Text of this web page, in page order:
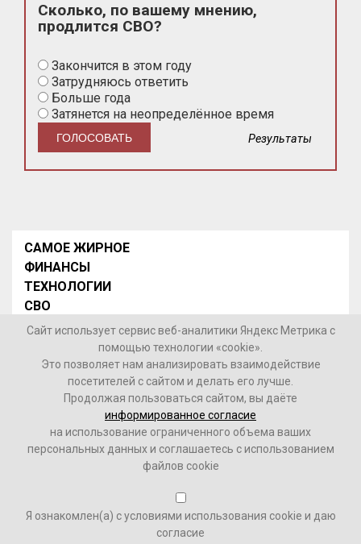
Сколько, по вашему мнению,
продлится СВО?
Закончится в этом году
Затрудняюсь ответить
Больше года
Затянется на неопределённое время
Результаты
САМОЕ ЖИРНОЕ
ФИНАНСЫ
ТЕХНОЛОГИИ
СВО
НОВОСТИ В МИРЕ
НОВОСТИ РОССИИ
Контакты
© 2026 Интернет-газета «МедиаЖир» -Согласие
пользователя на обработку данных
16+
Зарегистрировано Федеральной службой по надзору в
сфере связи, информационных технологий и массовых
коммуникаций (Роскомнадзор). Реестровый номер ФС
Сайт использует сервис веб-аналитики Яндекс Метрика с
помощью технологии «cookie».
Это позволяет нам анализировать взаимодействие
посетителей с сайтом и делать его лучше.
Продолжая пользоваться сайтом, вы даёте
информированное согласие
на использование ограниченного объема ваших
персональных данных и соглашаетесь с использованием
файлов cookie
Я ознакомлен(а) с условиями использования cookie и даю
согласие